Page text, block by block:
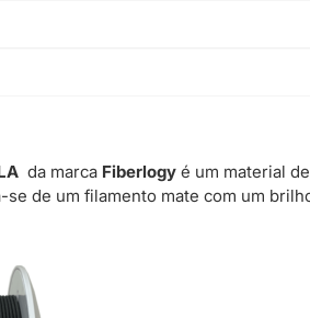
da marca Fiberlogy é um material
se de um filamento mate com um